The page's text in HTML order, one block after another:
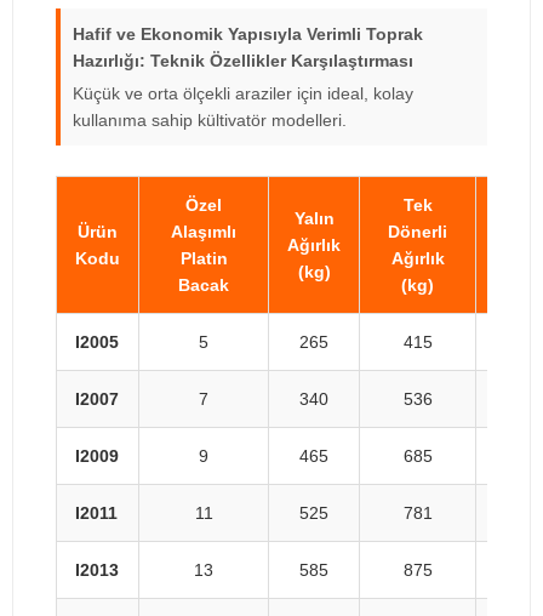
Hafif ve Ekonomik Yapısıyla Verimli Toprak
Hazırlığı: Teknik Özellikler Karşılaştırması
Küçük ve orta ölçekli araziler için ideal, kolay
kullanıma sahip kültivatör modelleri.
Ürün
Kodu
Özel
Alaşımlı
Platin
Bacak
Yalın
Ağırlık
(kg)
Tek
Dönerli
Ağırlık
(kg)
I2005 5 265 415
I2007 7 340 536
I2009 9 465 685
I2011 11 525 781
I2013 13 585 875